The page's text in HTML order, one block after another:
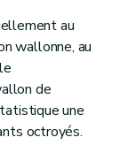
au
wallonne, au
de
une
octroyés.